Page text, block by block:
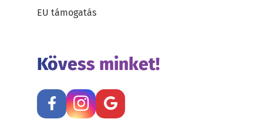
EU támogatás
Kövess minket!